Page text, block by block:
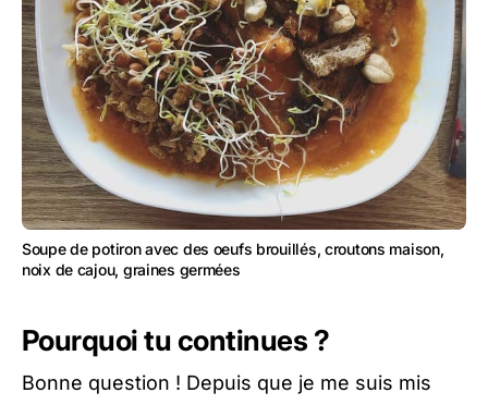
Soupe de potiron avec des oeufs brouillés, croutons maison,
noix de cajou, graines germées
Pourquoi tu continues ?
Bonne question ! Depuis que je me suis mis